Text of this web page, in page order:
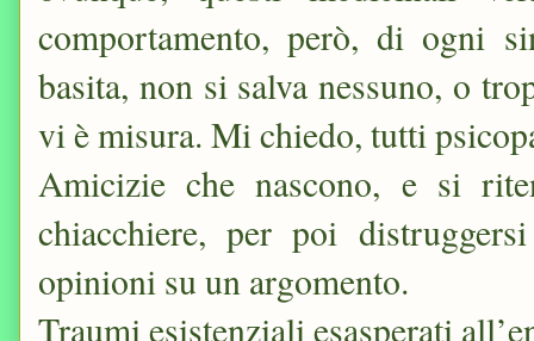
comportamento, però, di ogni
basita, non si salva nessuno, o
vi è misura. Mi chiedo, tutti
Amicizie che nascono, e si
chiacchiere, per poi
opinioni su un argomento.
Traumi esistenziali esasperati